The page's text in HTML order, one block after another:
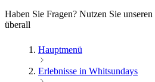
Haben Sie Fragen? Nutzen Sie
überall
Hauptmenü
Erlebnisse in Whitsundays